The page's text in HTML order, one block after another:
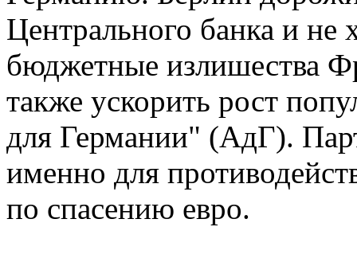
Центрального банка и не
бюджетные излишества
также ускорить рост
для Германии" (АдГ).
именно для
по спасению евро.